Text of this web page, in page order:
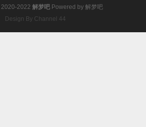
2022 解梦吧 Powered by 解梦吧
Design By Channel 44